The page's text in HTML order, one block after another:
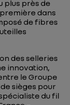
plus près de
dans
de fibres
des selleries
innovation,
le Groupe
sièges pour
du fil